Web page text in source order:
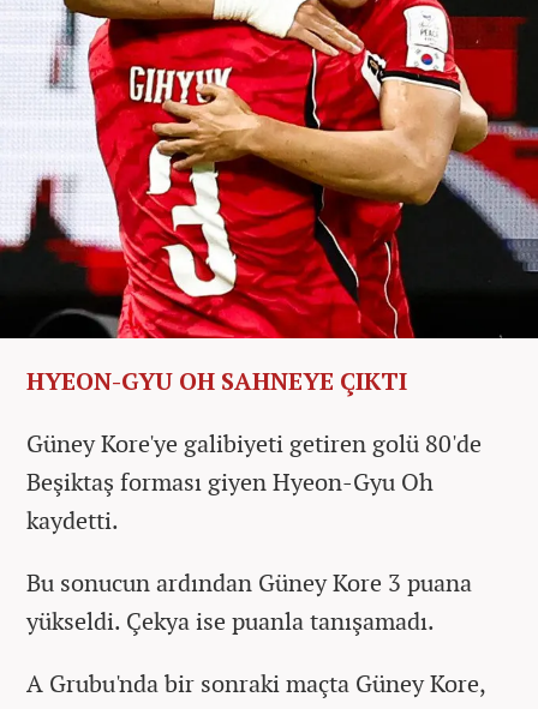
HYEON-GYU OH SAHNEYE ÇIKTI
Güney Kore'ye galibiyeti getiren golü 80'de
Beşiktaş forması giyen Hyeon-Gyu Oh
kaydetti.
Bu sonucun ardından Güney Kore 3 puana
yükseldi. Çekya ise puanla tanışamadı.
A Grubu'nda bir sonraki maçta Güney Kore,